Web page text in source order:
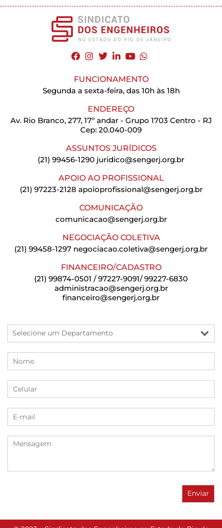
FUNCIONAMENTO
Segunda a sexta-feira, das 10h às 18h
ENDEREÇO
Av. Rio Branco, 277, 17º andar - Grupo 1703 Centro - RJ
Cep: 20.040-009
ASSUNTOS JURÍDICOS
(21) 99456-1290 juridico@sengerj.org.br
APOIO AO PROFISSIONAL
(21) 97223-2128 apoioprofissional@sengerj.org.br
COMUNICAÇÃO
comunicacao@sengerj.org.br
NEGOCIAÇÃO COLETIVA
(21) 99458-1297 negociacao.coletiva@sengerj.org.br
FINANCEIRO/CADASTRO
(21) 99874-0501 / 97227-9091/ 99227-6830
administracao@sengerj.org.br
financeiro@sengerj.org.br